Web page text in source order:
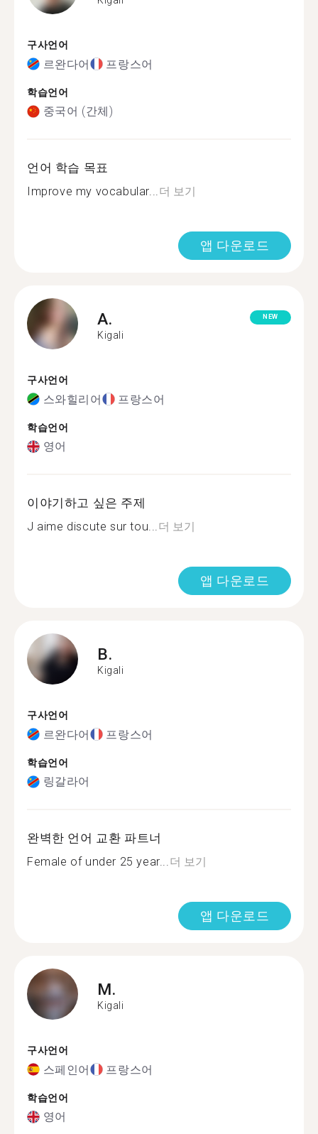
구사언어
르완다어 프랑스어
학습언어
중국어 (간체)
언어 학습 목표
Improve my vocabular...더 보기
앱 다운로드
A.
Kigali
NEW
구사언어
스와힐리어 프랑스어
학습언어
영어
이야기하고 싶은 주제
J aime discute sur tou...더 보기
앱 다운로드
B.
Kigali
구사언어
르완다어 프랑스어
학습언어
링갈라어
완벽한 언어 교환 파트너
Female of under 25 year...더 보기
앱 다운로드
M.
Kigali
구사언어
스페인어 프랑스어
학습언어
영어